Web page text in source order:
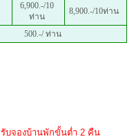
6,900.-/10
ท่าน
8,900.-/10ท่าน
500.-/ ท่าน
บจองบ้านพักขั้นต่ำ 2 คืน